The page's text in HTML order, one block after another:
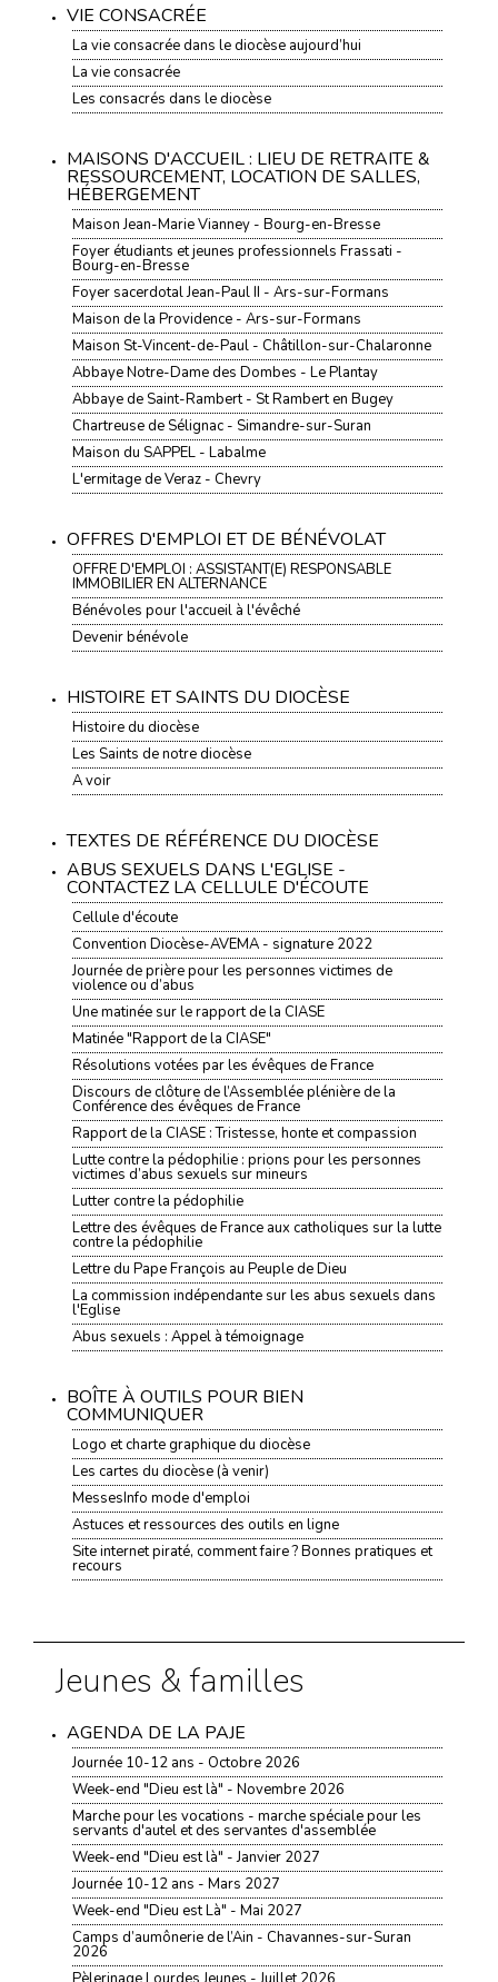
VIE CONSACRÉE
La vie consacrée dans le diocèse aujourd’hui
La vie consacrée
Les consacrés dans le diocèse
MAISONS D'ACCUEIL : LIEU DE RETRAITE &
RESSOURCEMENT, LOCATION DE SALLES,
HÉBERGEMENT
Maison Jean-Marie Vianney - Bourg-en-Bresse
Foyer étudiants et jeunes professionnels Frassati -
Bourg-en-Bresse
Foyer sacerdotal Jean-Paul II - Ars-sur-Formans
Maison de la Providence - Ars-sur-Formans
Maison St-Vincent-de-Paul - Châtillon-sur-Chalaronne
Abbaye Notre-Dame des Dombes - Le Plantay
Abbaye de Saint-Rambert - St Rambert en Bugey
Chartreuse de Sélignac - Simandre-sur-Suran
Maison du SAPPEL - Labalme
L'ermitage de Veraz - Chevry
OFFRES D'EMPLOI ET DE BÉNÉVOLAT
OFFRE D'EMPLOI : ASSISTANT(E) RESPONSABLE
IMMOBILIER EN ALTERNANCE
Bénévoles pour l'accueil à l'évêché
Devenir bénévole
HISTOIRE ET SAINTS DU DIOCÈSE
Histoire du diocèse
Les Saints de notre diocèse
A voir
TEXTES DE RÉFÉRENCE DU DIOCÈSE
ABUS SEXUELS DANS L'EGLISE -
CONTACTEZ LA CELLULE D'ÉCOUTE
Cellule d'écoute
Convention Diocèse-AVEMA - signature 2022
Journée de prière pour les personnes victimes de
violence ou d’abus
Une matinée sur le rapport de la CIASE
Matinée "Rapport de la CIASE"
Résolutions votées par les évêques de France
Discours de clôture de l’Assemblée plénière de la
Conférence des évêques de France
Rapport de la CIASE : Tristesse, honte et compassion
Lutte contre la pédophilie : prions pour les personnes
victimes d’abus sexuels sur mineurs
Lutter contre la pédophilie
Lettre des évêques de France aux catholiques sur la lutte
contre la pédophilie
Lettre du Pape François au Peuple de Dieu
La commission indépendante sur les abus sexuels dans
l'Eglise
Abus sexuels : Appel à témoignage
BOÎTE À OUTILS POUR BIEN
COMMUNIQUER
Logo et charte graphique du diocèse
Les cartes du diocèse (à venir)
MessesInfo mode d'emploi
Astuces et ressources des outils en ligne
Site internet piraté, comment faire ? Bonnes pratiques et
recours
Jeunes & familles
AGENDA DE LA PAJE
Journée 10-12 ans - Octobre 2026
Week-end "Dieu est là" - Novembre 2026
Marche pour les vocations - marche spéciale pour les
servants d'autel et des servantes d'assemblée
Week-end "Dieu est là" - Janvier 2027
Journée 10-12 ans - Mars 2027
Week-end "Dieu est Là" - Mai 2027
Camps d’aumônerie de l’Ain - Chavannes-sur-Suran
2026